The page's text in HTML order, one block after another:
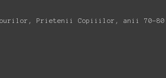
Prietenii Copiiilor, anii 70-80